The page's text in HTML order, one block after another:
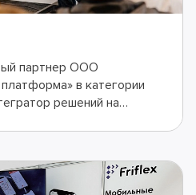
партнер ООО
в категории
решений на